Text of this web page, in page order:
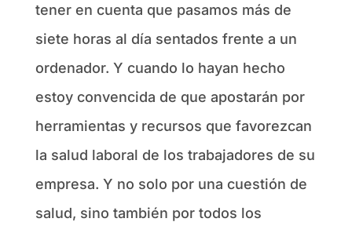
tener en cuenta que pasamos más de
siete horas al día sentados frente a un
ordenador. Y cuando lo hayan hecho
estoy convencida de que apostarán por
herramientas y recursos que favorezcan
la salud laboral de los trabajadores de su
empresa. Y no solo por una cuestión de
salud, sino también por todos los